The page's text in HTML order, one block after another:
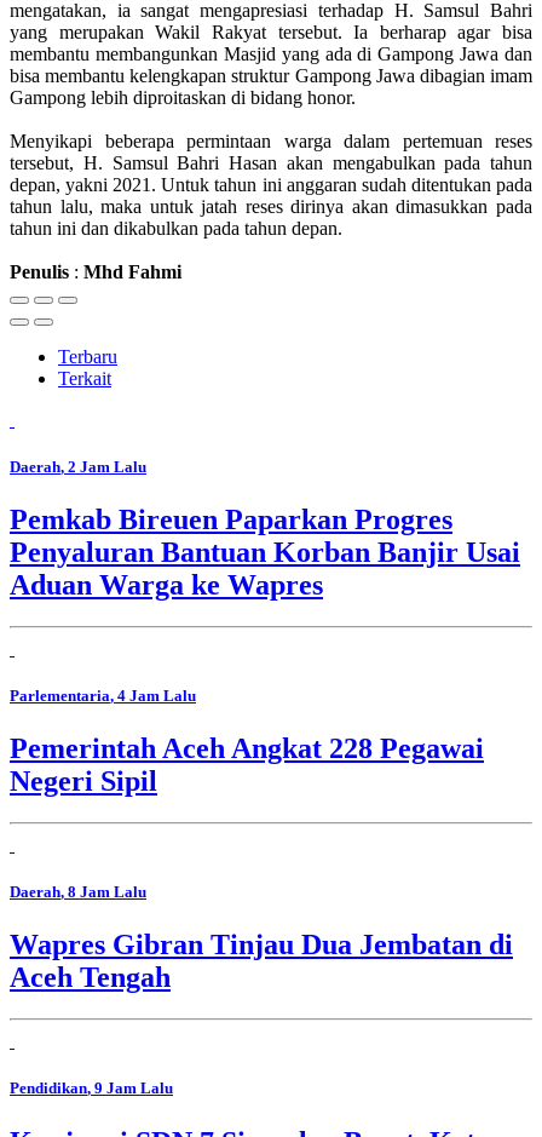
mengatakan, ia sangat mengapresiasi terhadap H. Samsul Bahri
yang merupakan Wakil Rakyat tersebut. Ia berharap agar bisa
membantu membangunkan Masjid yang ada di Gampong Jawa dan
bisa membantu kelengkapan struktur Gampong Jawa dibagian imam
Gampong lebih diproitaskan di bidang honor.
Menyikapi beberapa permintaan warga dalam pertemuan reses
tersebut, H. Samsul Bahri Hasan akan mengabulkan pada tahun
depan, yakni 2021. Untuk tahun ini anggaran sudah ditentukan pada
tahun lalu, maka untuk jatah reses dirinya akan dimasukkan pada
tahun ini dan dikabulkan pada tahun depan.
Penulis : Mhd Fahmi
Terbaru
Terkait
Daerah, 2 Jam Lalu
Pemkab Bireuen Paparkan Progres
Penyaluran Bantuan Korban Banjir Usai
Aduan Warga ke Wapres
Parlementaria, 4 Jam Lalu
Pemerintah Aceh Angkat 228 Pegawai
Negeri Sipil
Daerah, 8 Jam Lalu
Wapres Gibran Tinjau Dua Jembatan di
Aceh Tengah
Pendidikan, 9 Jam Lalu